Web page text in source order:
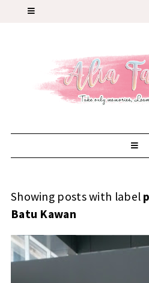
Showing posts with label
Batu Kawan